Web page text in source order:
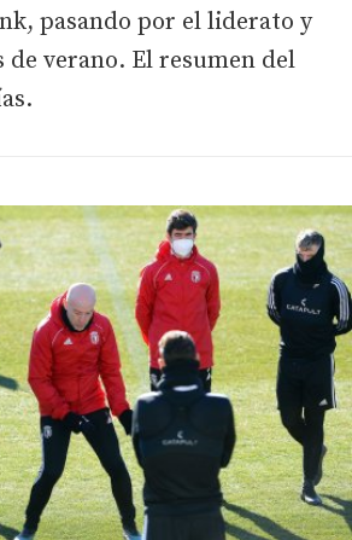
pasando por el liderato y
de verano. El resumen del